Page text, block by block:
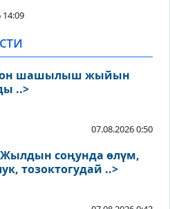
14:09
шашылыш жыйын
..>
07.08.2026 0:50
соңунда өлүм,
тозоктогудай ..>